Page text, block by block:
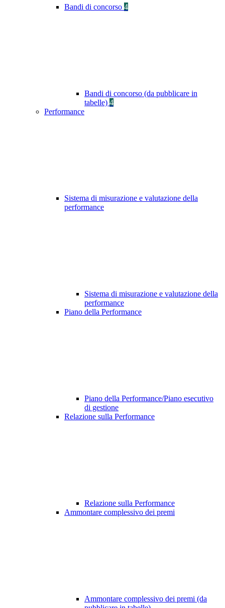
Bandi di concorso 4
Bandi di concorso (da pubblicare in
tabelle) 4
Performance
Sistema di misurazione e valutazione della
performance
Sistema di misurazione e valutazione della
performance
Piano della Performance
Piano della Performance/Piano esecutivo
di gestione
Relazione sulla Performance
Relazione sulla Performance
Ammontare complessivo dei premi
Ammontare complessivo dei premi (da